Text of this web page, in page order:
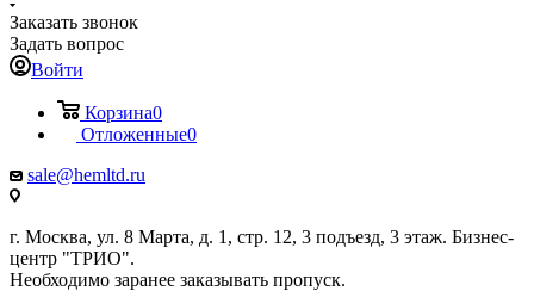
Заказать звонок
Задать вопрос
Войти
Корзина0
Отложенные0
sale@hemltd.ru
г. Москва, ул. 8 Марта, д. 1, стр. 12, 3 подъезд, 3 этаж. Бизнес-
центр "ТРИО".
Необходимо заранее заказывать пропуск.